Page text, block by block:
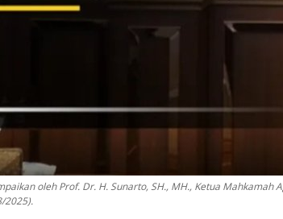
oleh Prof. Dr. H. Sunarto, SH., MН., Ketua Mahkamah
2025).